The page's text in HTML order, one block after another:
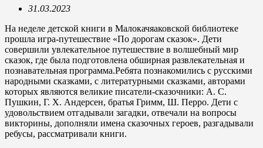
31.03.2023
На неделе детской книги в Малокачяаковской библиотеке
прошла игра-путешествие «По дорогам сказок». Дети
совершили увлекательное путешествие в волшебный мир
сказок, где была подготовлена обширная развлекательная и
познавательная программа.Ребята познакомились с русскими
народными сказками, с литературными сказками, авторами
которых являются великие писатели-сказочники: А. С.
Пушкин, Г. Х. Андерсен, братья Гримм, Ш. Перро. Дети с
удовольствием отгадывали загадки, отвечали на вопросы
викторины, дополняли имена сказочных героев, разгадывали
ребусы, рассматривали книги.